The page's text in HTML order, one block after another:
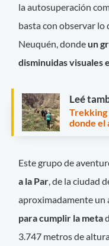
la autosuperación
basta con observar lo
Neuquén, donde un
disminuidas visuales
Leé
Trekking
donde el
Este grupo de
a la Par, de la ciudad
aproximadamente un
para cumplir la meta
3.747 metros de